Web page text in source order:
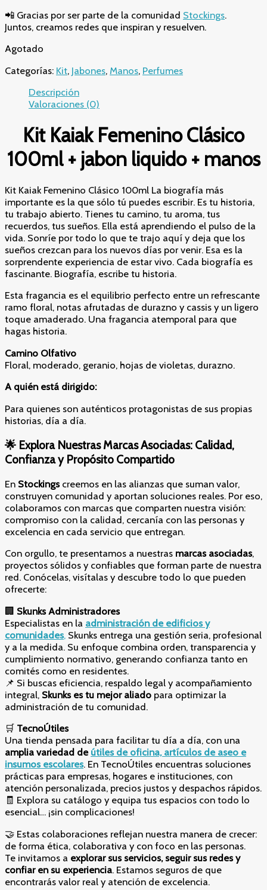
📲 Gracias por ser parte de la comunidad Stockings.
Juntos, creamos redes que inspiran y resuelven.
Agotado
Categorías: Kit, Jabones, Manos, Perfumes
Descripción
Valoraciones (0)
Kit Kaiak Femenino Clásico
100ml + jabon liquido + manos
Kit Kaiak Femenino Clásico 100ml La biografía más
importante es la que sólo tú puedes escribir. Es tu historia,
tu trabajo abierto. Tienes tu camino, tu aroma, tus
recuerdos, tus sueños. Ella está aprendiendo el pulso de la
vida. Sonríe por todo lo que te trajo aquí y deja que los
sueños crezcan para los nuevos días por venir. Esa es la
sorprendente experiencia de estar vivo. Cada biografía es
fascinante. Biografía, escribe tu historia.
Esta fragancia es el equilibrio perfecto entre un refrescante
ramo floral, notas afrutadas de durazno y cassis y un ligero
toque amaderado. Una fragancia atemporal para que
hagas historia.
Camino Olfativo
Floral, moderado, geranio, hojas de violetas, durazno.
A quién está dirigido:
Para quienes son auténticos protagonistas de sus propias
historias, día a día.
🌟 Explora Nuestras Marcas Asociadas: Calidad,
Confianza y Propósito Compartido
En Stockingscreemos en las alianzas que suman valor,
construyen comunidad y aportan soluciones reales. Por eso,
colaboramos con marcas que comparten nuestra visión:
compromiso con la calidad, cercanía con las personas y
excelencia en cada servicio que entregan.
Con orgullo, te presentamos a nuestras marcas asociadas,
proyectos sólidos y confiables que forman parte de nuestra
red. Conócelas, visítalas y descubre todo lo que pueden
ofrecerte:
🏢 Skunks Administradores
Especialistas en la administración de edificios y
comunidades, Skunks entrega una gestión seria, profesional
y a la medida. Su enfoque combina orden, transparencia y
cumplimiento normativo, generando confianza tanto en
comités como en residentes.
📌 Si buscas eficiencia, respaldo legal y acompañamiento
integral, Skunks es tu mejor aliado para optimizar la
administración de tu comunidad.
🛒 TecnoÚtiles
Una tienda pensada para facilitar tu día a día, con una
amplia variedad de útiles de oficina, artículos de aseo e
insumos escolares. En TecnoÚtiles encuentras soluciones
prácticas para empresas, hogares e instituciones, con
atención personalizada, precios justos y despachos rápidos.
🧾 Explora su catálogo y equipa tus espacios con todo lo
esencial… ¡sin complicaciones!
🤝 Estas colaboraciones reflejan nuestra manera de crecer:
de forma ética, colaborativa y con foco en las personas.
Te invitamos a explorar sus servicios, seguir sus redes y
confiar en su experiencia. Estamos seguros de que
encontrarás valor real y atención de excelencia.